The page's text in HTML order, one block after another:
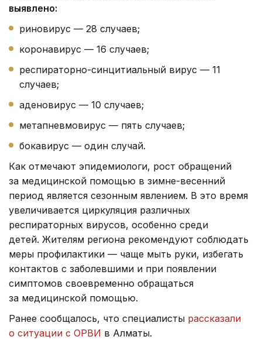
выявлено:
риновирус — 28 случаев;
коронавирус — 16 случаев;
респираторно-синцитиальный вирус — 11
случаев;
аденовирус — 10 случаев;
метапневмовирус — пять случаев;
бокавирус — один случай.
Как отмечают эпидемиологи, рост обращений
за медицинской помощью в зимне-весенний
период является сезонным явлением. В это время
увеличивается циркуляция различных
респираторных вирусов, особенно среди
детей. Жителям региона рекомендуют соблюдать
меры профилактики — чаще мыть руки, избегать
контактов с заболевшими и при появлении
симптомов своевременно обращаться
за медицинской помощью.
Ранее сообщалось, что специалисты рассказали
о ситуации с ОРВИ в Алматы.